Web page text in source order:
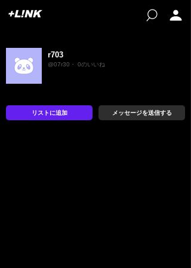
+L!NK
r703
@07r30・ 0のいいね
リストに追加 メッセージを送信する